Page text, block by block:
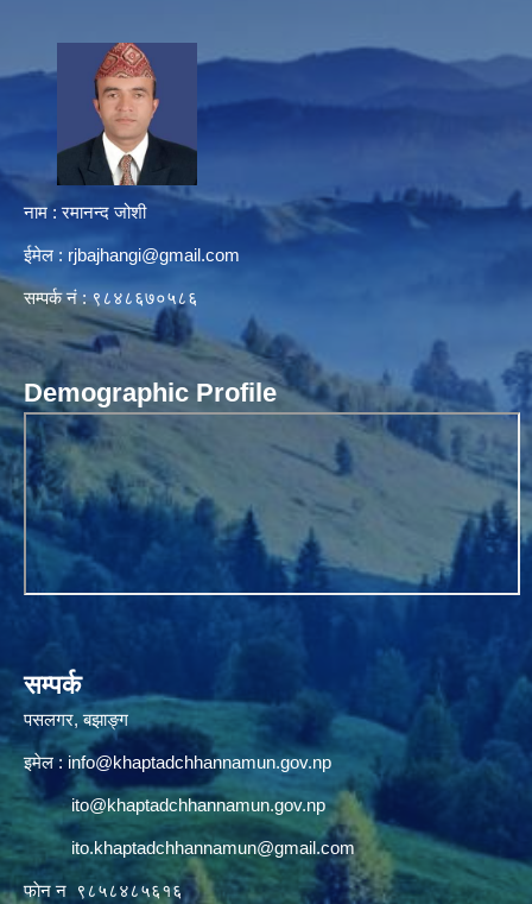
नाम : रमानन्द जोशी
ईमेल : rjbajhangi@gmail.com
सम्पर्क नं : ९८४८६७०५८६
Demographic Profile
सम्पर्क
पसलगर, बझाङ्ग
इमेल : info@khaptadchhannamun.gov.np
ito@khaptadchhannamun.gov.np
ito.khaptadchhannamun@gmail.com
फाेन न‌‍‍ ९८५८४८५६१६